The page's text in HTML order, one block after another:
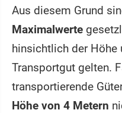
Aus diesem Grund
Maximalwerte
hinsichtlich der Höhe
Transportgut gelten.
transportierende
Höhe von 4 Metern